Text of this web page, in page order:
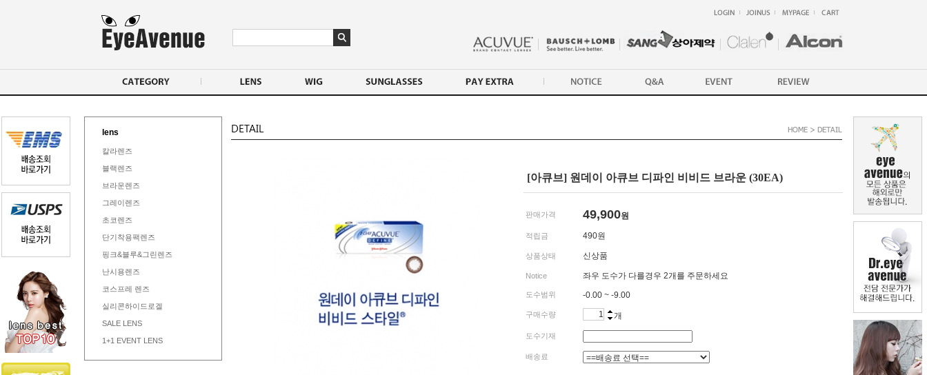
lens
칼라렌즈
블랙렌즈
브라운렌즈
그레이렌즈
초코렌즈
단기착용팩렌즈
핑크&블루&그린렌즈
난시용렌즈
코스프레 렌즈
실리콘하이드로겔
SALE LENS
1+1 EVENT LENS
[아큐브] 원데이 아큐브 디파인 비비드 브라운 (30EA)
판매가격 49,900원
적립금 490원
상품상태 신상품
Notice 좌우 도수가 다를경우 2개를 주문하세요
도수범위 -0.00 ~ -9.00
구매수량 개
도수기재
배송료